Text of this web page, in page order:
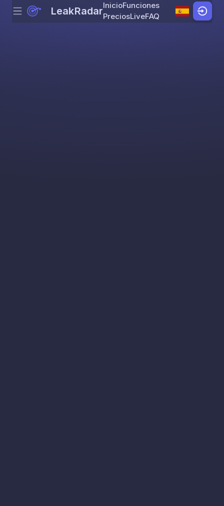
Skip to content
Menu LeakRadarInicioFunciones
PreciosLiveFAQ